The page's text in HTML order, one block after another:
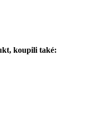
koupili také: